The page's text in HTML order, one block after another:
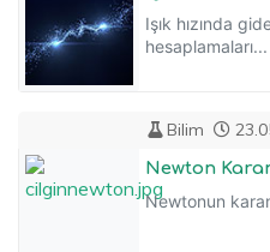
Işık hızında
hesaplamaları...
Bilim
Newton
Newtonun